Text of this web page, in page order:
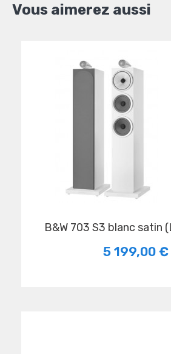
Vous aimerez aussi
B&W 703 S3 blanc satin
5 199,00 €